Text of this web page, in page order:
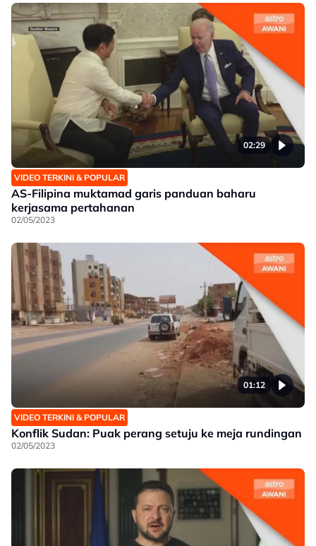
02:29
VIDEO TERKINI & POPULAR
AS-Filipina muktamad garis panduan baharu
kerjasama pertahanan
02/05/2023
01:12
VIDEO TERKINI & POPULAR
Konflik Sudan: Puak perang setuju ke meja rundingan
02/05/2023